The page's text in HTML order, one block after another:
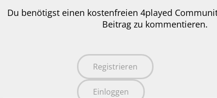
Du benötigst einen kostenfreien 4played
Beitrag zu kommentieren.
Registrieren
Einloggen